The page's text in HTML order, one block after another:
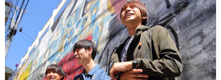
lifehack
column
otobloとは